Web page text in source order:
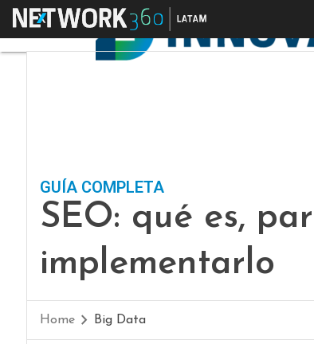
Menú
GUÍA COMPLETA
SEO: qué es,
implementarlo
Home Big Data